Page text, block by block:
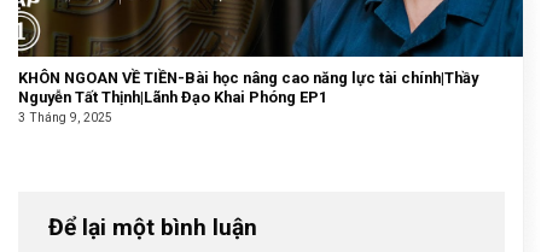
KHÔN NGOAN VỀ TIỀN-Bài học nâng cao năng lực tài chính|Thầy
Nguyễn Tất Thịnh|Lãnh Đạo Khai Phóng EP1
3 Tháng 9, 2025
Để lại một bình luận